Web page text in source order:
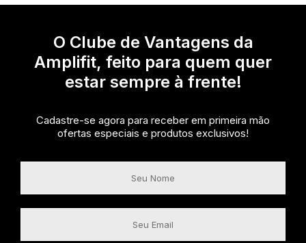
O Clube de Vantagens da
Amplifit, feito para quem quer
estar sempre à frente!
Cadastre-se agora para receber em primeira mão
ofertas especiais e produtos exclusivos!